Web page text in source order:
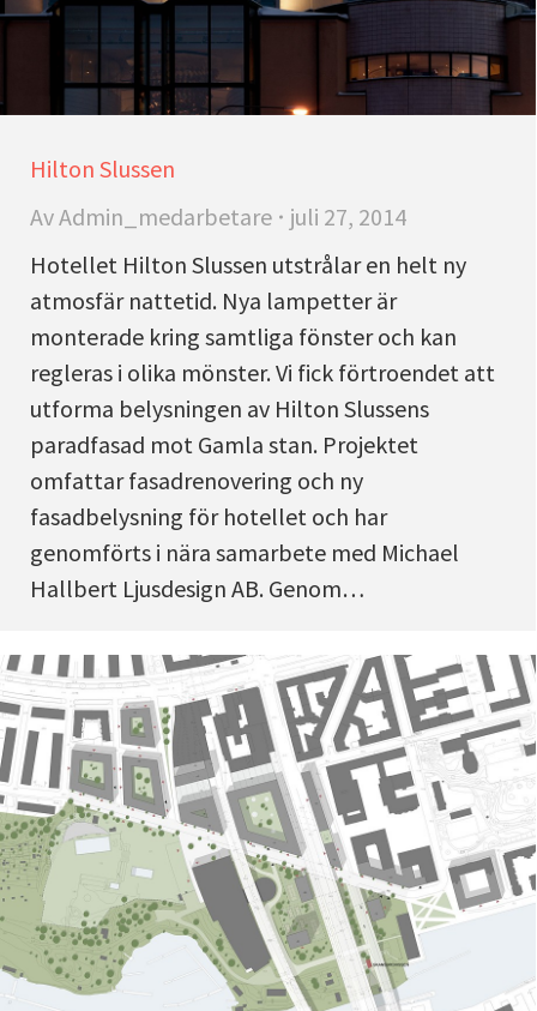
Hilton Slussen
AvAdmin_medarbetare
juli 27, 2014
Hotellet Hilton Slussen utstrålar en helt ny
atmosfär nattetid. Nya lampetter är
monterade kring samtliga fönster och kan
regleras i olika mönster. Vi fick förtroendet att
utforma belysningen av Hilton Slussens
paradfasad mot Gamla stan. Projektet
omfattar fasadrenovering och ny
fasadbelysning för hotellet och har
genomförts i nära samarbete med Michael
Hallbert Ljusdesign AB. Genom…